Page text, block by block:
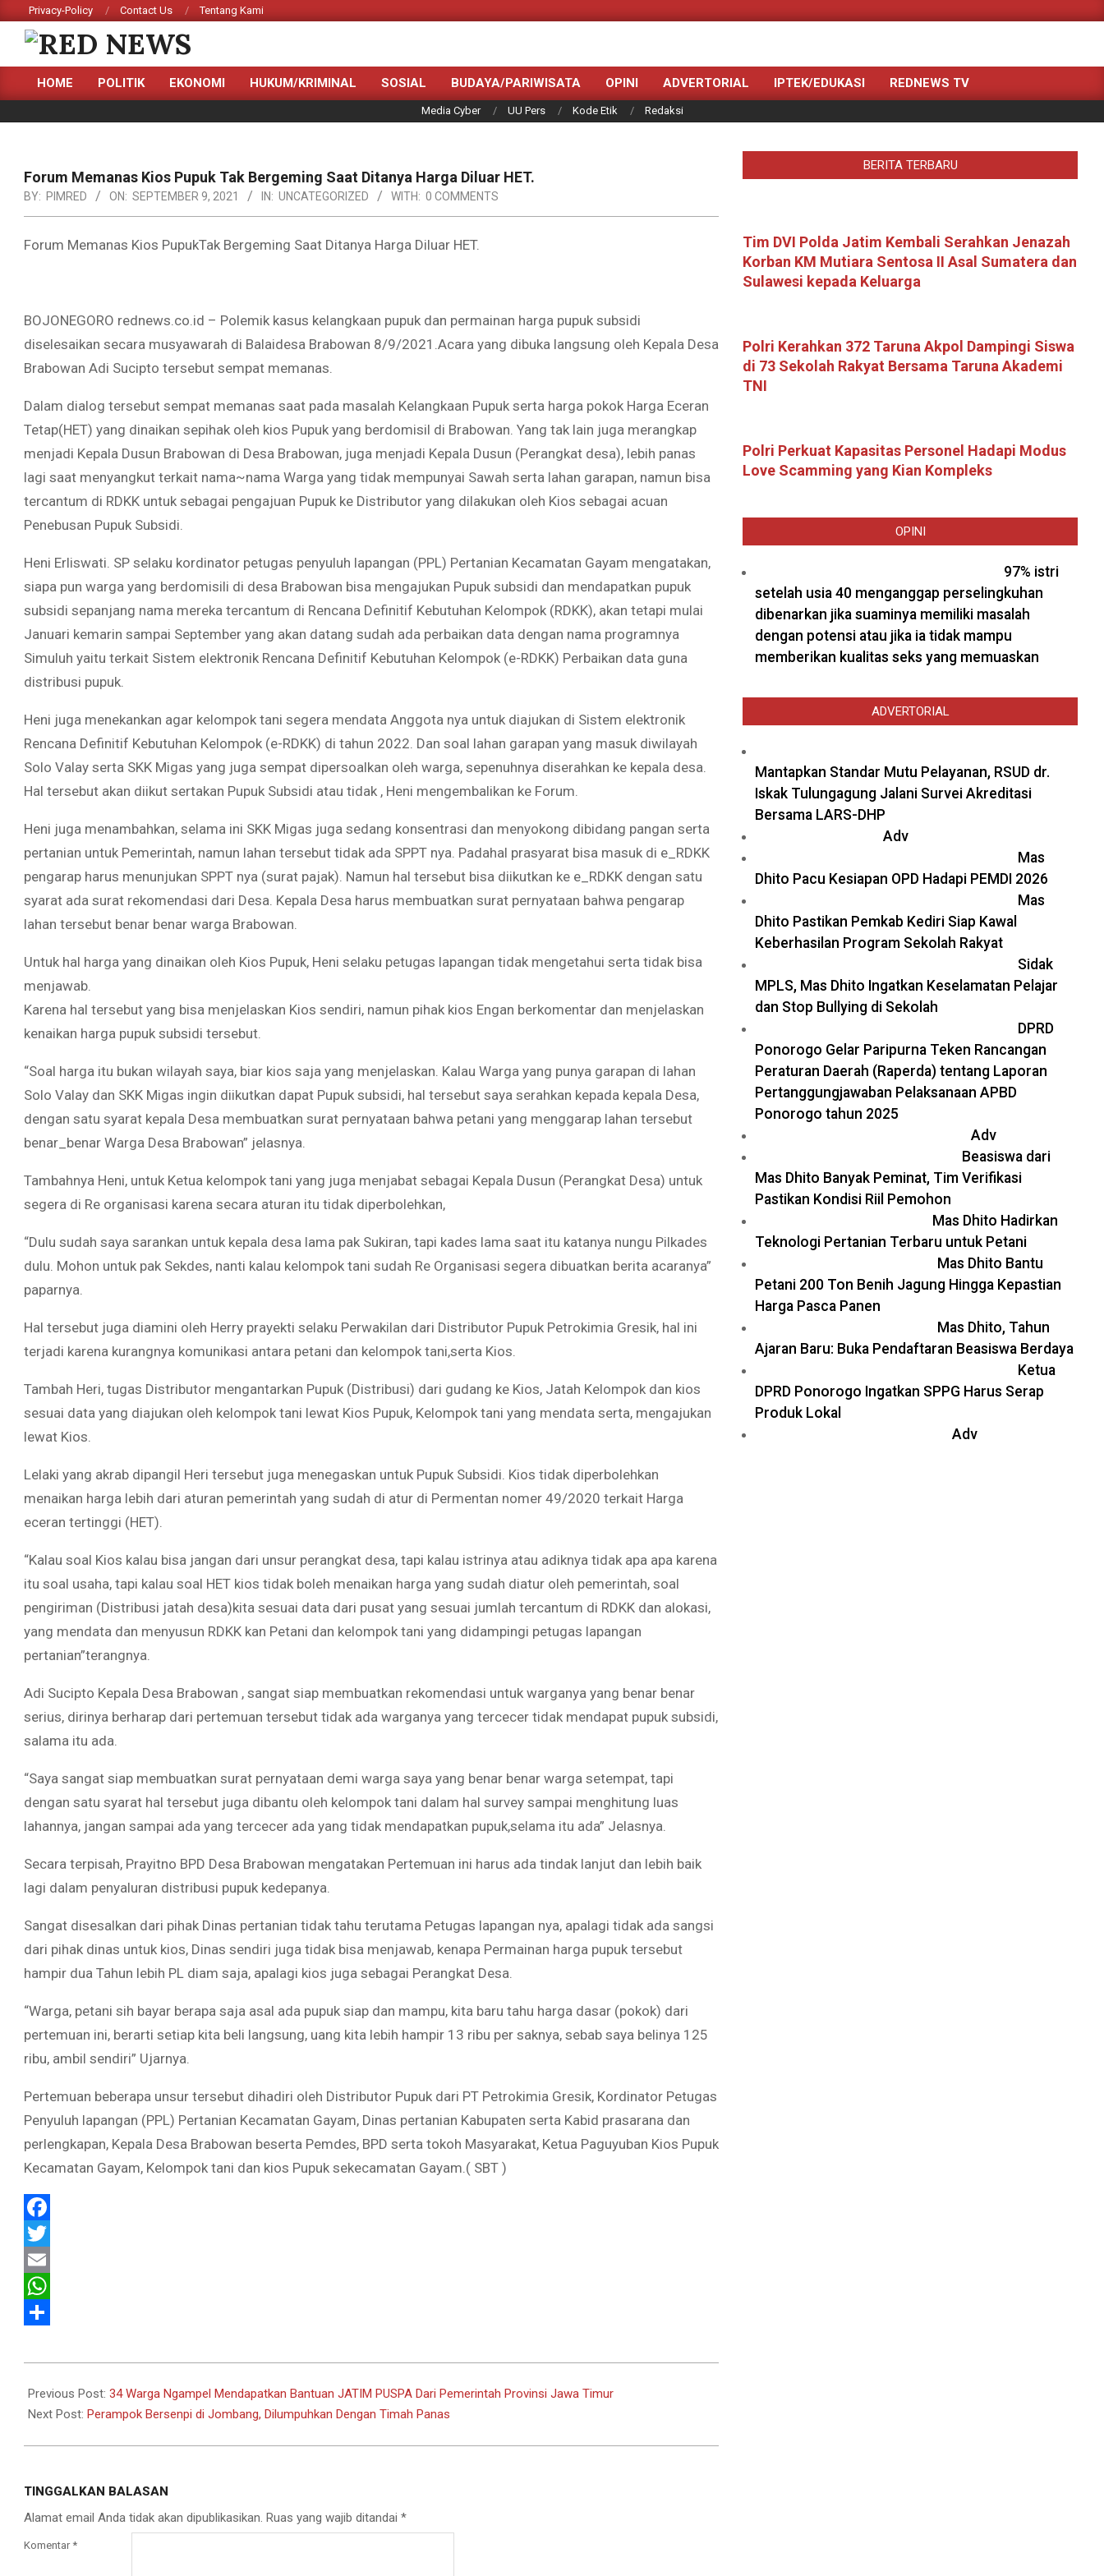
content
Privacy-Policy Contact Us Tentang Kami
RED
NEWS
Primary
HOME POLITIK EKONOMI HUKUM/KRIMINAL SOSIAL BUDAYA/PARIWISATA OPINI ADVERTORIAL IPTEK/EDUKASI REDNEWS TV
Media Cyber UU Pers Kode Etik Redaksi
Forum Memanas Kios Pupuk Tak Bergeming Saat Ditanya Harga Diluar HET.
BY: PIMRED ON: SEPTEMBER 9, 2021 IN: UNCATEGORIZED WITH: 0 COMMENTS
Forum Memanas Kios PupukTak Bergeming Saat Ditanya Harga Diluar HET.
BOJONEGORO rednews.co.id – Polemik kasus kelangkaan pupuk dan permainan harga pupuk subsidi
diselesaikan secara musyawarah di Balaidesa Brabowan 8/9/2021.Acara yang dibuka langsung oleh Kepala Desa
Brabowan Adi Sucipto tersebut sempat memanas.
Dalam dialog tersebut sempat memanas saat pada masalah Kelangkaan Pupuk serta harga pokok Harga Eceran
Tetap(HET) yang dinaikan sepihak oleh kios Pupuk yang berdomisil di Brabowan. Yang tak lain juga merangkap
menjadi Kepala Dusun Brabowan di Desa Brabowan, juga menjadi Kepala Dusun (Perangkat desa), lebih panas
lagi saat menyangkut terkait nama~nama Warga yang tidak mempunyai Sawah serta lahan garapan, namun bisa
tercantum di RDKK untuk sebagai pengajuan Pupuk ke Distributor yang dilakukan oleh Kios sebagai acuan
Penebusan Pupuk Subsidi.
Heni Erliswati. SP selaku kordinator petugas penyuluh lapangan (PPL) Pertanian Kecamatan Gayam mengatakan,
siapa pun warga yang berdomisili di desa Brabowan bisa mengajukan Pupuk subsidi dan mendapatkan pupuk
subsidi sepanjang nama mereka tercantum di Rencana Definitif Kebutuhan Kelompok (RDKK), akan tetapi mulai
Januari kemarin sampai September yang akan datang sudah ada perbaikan data dengan nama programnya
Simuluh yaitu terkait Sistem elektronik Rencana Definitif Kebutuhan Kelompok (e-RDKK) Perbaikan data guna
distribusi pupuk.
Heni juga menekankan agar kelompok tani segera mendata Anggota nya untuk diajukan di Sistem elektronik
Rencana Definitif Kebutuhan Kelompok (e-RDKK) di tahun 2022. Dan soal lahan garapan yang masuk diwilayah
Solo Valay serta SKK Migas yang juga sempat dipersoalkan oleh warga, sepenuhnya diserahkan ke kepala desa.
Hal tersebut akan diikut sertakan Pupuk Subsidi atau tidak , Heni mengembalikan ke Forum.
Heni juga menambahkan, selama ini SKK Migas juga sedang konsentrasi dan menyokong dibidang pangan serta
pertanian untuk Pemerintah, namun lahan tersebut tidak ada SPPT nya. Padahal prasyarat bisa masuk di e_RDKK
pengarap harus menunjukan SPPT nya (surat pajak). Namun hal tersebut bisa diikutkan ke e_RDKK dengan satu
syarat ada surat rekomendasi dari Desa. Kepala Desa harus membuatkan surat pernyataan bahwa pengarap
lahan tersebut benar benar warga Brabowan.
Untuk hal harga yang dinaikan oleh Kios Pupuk, Heni selaku petugas lapangan tidak mengetahui serta tidak bisa
menjawab.
Karena hal tersebut yang bisa menjelaskan Kios sendiri, namun pihak kios Engan berkomentar dan menjelaskan
kenaikan harga pupuk subsidi tersebut.
“Soal harga itu bukan wilayah saya, biar kios saja yang menjelaskan. Kalau Warga yang punya garapan di lahan
Solo Valay dan SKK Migas ingin diikutkan dapat Pupuk subsidi, hal tersebut saya serahkan kepada kepala Desa,
dengan satu syarat kepala Desa membuatkan surat pernyataan bahwa petani yang menggarap lahan tersebut
benar_benar Warga Desa Brabowan” jelasnya.
Tambahnya Heni, untuk Ketua kelompok tani yang juga menjabat sebagai Kepala Dusun (Perangkat Desa) untuk
segera di Re organisasi karena secara aturan itu tidak diperbolehkan,
“Dulu sudah saya sarankan untuk kepala desa lama pak Sukiran, tapi kades lama saat itu katanya nungu Pilkades
dulu. Mohon untuk pak Sekdes, nanti kalau kelompok tani sudah Re Organisasi segera dibuatkan berita acaranya”
paparnya.
Hal tersebut juga diamini oleh Herry prayekti selaku Perwakilan dari Distributor Pupuk Petrokimia Gresik, hal ini
terjadi karena kurangnya komunikasi antara petani dan kelompok tani,serta Kios.
Tambah Heri, tugas Distributor mengantarkan Pupuk (Distribusi) dari gudang ke Kios, Jatah Kelompok dan kios
sesuai data yang diajukan oleh kelompok tani lewat Kios Pupuk, Kelompok tani yang mendata serta, mengajukan
lewat Kios.
Lelaki yang akrab dipangil Heri tersebut juga menegaskan untuk Pupuk Subsidi. Kios tidak diperbolehkan
menaikan harga lebih dari aturan pemerintah yang sudah di atur di Permentan nomer 49/2020 terkait Harga
eceran tertinggi (HET).
“Kalau soal Kios kalau bisa jangan dari unsur perangkat desa, tapi kalau istrinya atau adiknya tidak apa apa karena
itu soal usaha, tapi kalau soal HET kios tidak boleh menaikan harga yang sudah diatur oleh pemerintah, soal
pengiriman (Distribusi jatah desa)kita sesuai data dari pusat yang sesuai jumlah tercantum di RDKK dan alokasi,
yang mendata dan menyusun RDKK kan Petani dan kelompok tani yang didampingi petugas lapangan
pertanian”terangnya.
Adi Sucipto Kepala Desa Brabowan , sangat siap membuatkan rekomendasi untuk warganya yang benar benar
serius, dirinya berharap dari pertemuan tersebut tidak ada warganya yang tercecer tidak mendapat pupuk subsidi,
salama itu ada.
“Saya sangat siap membuatkan surat pernyataan demi warga saya yang benar benar warga setempat, tapi
dengan satu syarat hal tersebut juga dibantu oleh kelompok tani dalam hal survey sampai menghitung luas
lahannya, jangan sampai ada yang tercecer ada yang tidak mendapatkan pupuk,selama itu ada” Jelasnya.
Secara terpisah, Prayitno BPD Desa Brabowan mengatakan Pertemuan ini harus ada tindak lanjut dan lebih baik
lagi dalam penyaluran distribusi pupuk kedepanya.
Sangat disesalkan dari pihak Dinas pertanian tidak tahu terutama Petugas lapangan nya, apalagi tidak ada sangsi
dari pihak dinas untuk kios, Dinas sendiri juga tidak bisa menjawab, kenapa Permainan harga pupuk tersebut
hampir dua Tahun lebih PL diam saja, apalagi kios juga sebagai Perangkat Desa.
“Warga, petani sih bayar berapa saja asal ada pupuk siap dan mampu, kita baru tahu harga dasar (pokok) dari
pertemuan ini, berarti setiap kita beli langsung, uang kita lebih hampir 13 ribu per saknya, sebab saya belinya 125
ribu, ambil sendiri” Ujarnya.
Pertemuan beberapa unsur tersebut dihadiri oleh Distributor Pupuk dari PT Petrokimia Gresik, Kordinator Petugas
Penyuluh lapangan (PPL) Pertanian Kecamatan Gayam, Dinas pertanian Kabupaten serta Kabid prasarana dan
perlengkapan, Kepala Desa Brabowan beserta Pemdes, BPD serta tokoh Masyarakat, Ketua Paguyuban Kios Pupuk
Kecamatan Gayam, Kelompok tani dan kios Pupuk sekecamatan Gayam.( SBT )
Facebook
Twitter
Email
WhatsApp
09-
09
Previous Post: 34 Warga Ngampel Mendapatkan Bantuan JATIM PUSPA Dari Pemerintah Provinsi Jawa Timur
Next Post: Perampok Bersenpi di Jombang, Dilumpuhkan Dengan Timah Panas
TINGGALKAN BALASAN
Alamat email Anda tidak akan dipublikasikan. Ruas yang wajib ditandai *
Komentar *
BERITA TERBARU
Tim DVI Polda Jatim Kembali Serahkan Jenazah
Korban KM Mutiara Sentosa II Asal Sumatera dan
Sulawesi kepada Keluarga
Polri Kerahkan 372 Taruna Akpol Dampingi Siswa
di 73 Sekolah Rakyat Bersama Taruna Akademi
TNI
Polri Perkuat Kapasitas Personel Hadapi Modus
Love Scamming yang Kian Kompleks
OPINI
97% istri
setelah usia 40 menganggap perselingkuhan
dibenarkan jika suaminya memiliki masalah
dengan potensi atau jika ia tidak mampu
memberikan kualitas seks yang memuaskan
ADVERTORIAL
Mantapkan Standar Mutu Pelayanan, RSUD dr.
Iskak Tulungagung Jalani Survei Akreditasi
Bersama LARS-DHP
Adv
Mas
Dhito Pacu Kesiapan OPD Hadapi PEMDI 2026
Mas
Dhito Pastikan Pemkab Kediri Siap Kawal
Keberhasilan Program Sekolah Rakyat
Sidak
MPLS, Mas Dhito Ingatkan Keselamatan Pelajar
dan Stop Bullying di Sekolah
DPRD
Ponorogo Gelar Paripurna Teken Rancangan
Peraturan Daerah (Raperda) tentang Laporan
Pertanggungjawaban Pelaksanaan APBD
Ponorogo tahun 2025
Adv
Beasiswa dari
Mas Dhito Banyak Peminat, Tim Verifikasi
Pastikan Kondisi Riil Pemohon
Mas Dhito Hadirkan
Teknologi Pertanian Terbaru untuk Petani
Mas Dhito Bantu
Petani 200 Ton Benih Jagung Hingga Kepastian
Harga Pasca Panen
Mas Dhito, Tahun
Ajaran Baru: Buka Pendaftaran Beasiswa Berdaya
Ketua
DPRD Ponorogo Ingatkan SPPG Harus Serap
Produk Lokal
Adv